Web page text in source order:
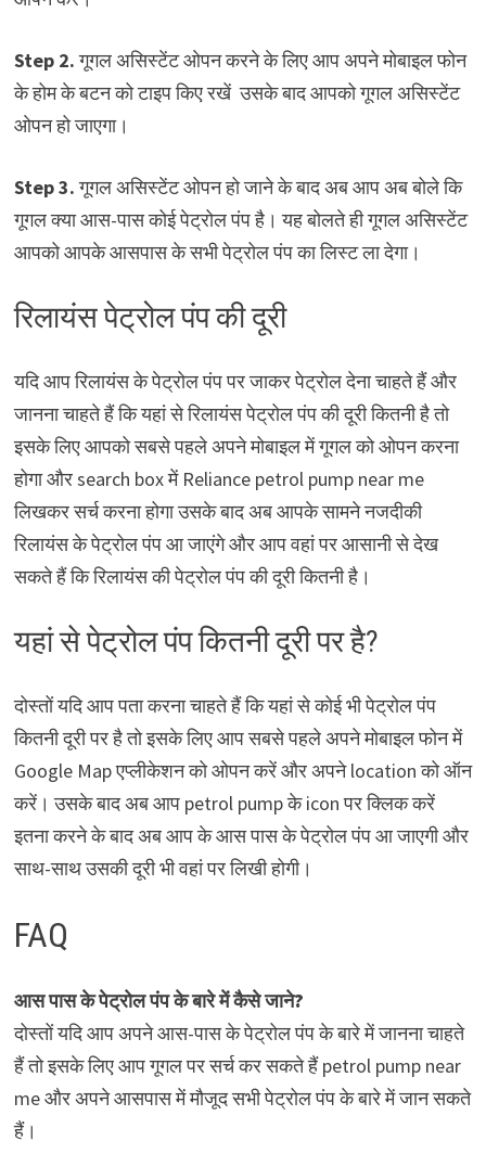
Step 2.गूगल असिस्टेंट ओपन करने के लिए आप अपने मोबाइल फोन
के होम के बटन को टाइप किए रखें उसके बाद आपको गूगल असिस्टेंट
ओपन हो जाएगा।
Step 3.गूगल असिस्टेंट ओपन हो जाने के बाद अब आप अब बोले कि
गूगल क्या आस-पास कोई पेट्रोल पंप है। यह बोलते ही गूगल असिस्टेंट
आपको आपके आसपास के सभी पेट्रोल पंप का लिस्ट ला देगा।
रिलायंस पेट्रोल पंप की दूरी
यदि आप रिलायंस के पेट्रोल पंप पर जाकर पेट्रोल देना चाहते हैं और
जानना चाहते हैं कि यहां से रिलायंस पेट्रोल पंप की दूरी कितनी है तो
इसके लिए आपको सबसे पहले अपने मोबाइल में गूगल को ओपन करना
होगा और search box में Reliance petrol pump near me
लिखकर सर्च करना होगा उसके बाद अब आपके सामने नजदीकी
रिलायंस के पेट्रोल पंप आ जाएंगे और आप वहां पर आसानी से देख
सकते हैं कि रिलायंस की पेट्रोल पंप की दूरी कितनी है।
यहां से पेट्रोल पंप कितनी दूरी पर है?
दोस्तों यदि आप पता करना चाहते हैं कि यहां से कोई भी पेट्रोल पंप
कितनी दूरी पर है तो इसके लिए आप सबसे पहले अपने मोबाइल फोन में
Google Map एप्लीकेशन को ओपन करें और अपने location को ऑन
करें। उसके बाद अब आप petrol pump के icon पर क्लिक करें
इतना करने के बाद अब आप के आस पास के पेट्रोल पंप आ जाएगी और
साथ-साथ उसकी दूरी भी वहां पर लिखी होगी।
FAQ
आस पास के पेट्रोल पंप के बारे में कैसे जाने?
दोस्तों यदि आप अपने आस-पास के पेट्रोल पंप के बारे में जानना चाहते
हैं तो इसके लिए आप गूगल पर सर्च कर सकते हैं petrol pump near
me और अपने आसपास में मौजूद सभी पेट्रोल पंप के बारे में जान सकते
हैं।